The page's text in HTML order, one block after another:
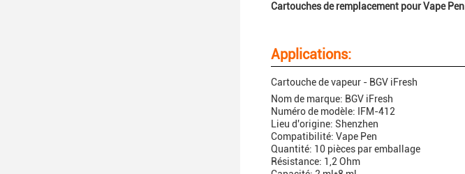
Cartouches de remplacement pour Vape Pen
Applications:
Cartouche de vapeur - BGV iFresh
Nom de marque: BGV iFresh
Numéro de modèle: IFM-412
Lieu d'origine: Shenzhen
Compatibilité: Vape Pen
Quantité: 10 pièces par emballage
Résistance: 1,2 Ohm